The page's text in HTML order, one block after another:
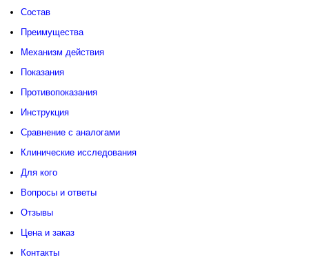
Состав
Преимущества
Механизм действия
Показания
Противопоказания
Инструкция
Сравнение с аналогами
Клинические исследования
Для кого
Вопросы и ответы
Отзывы
Цена и заказ
Контакты